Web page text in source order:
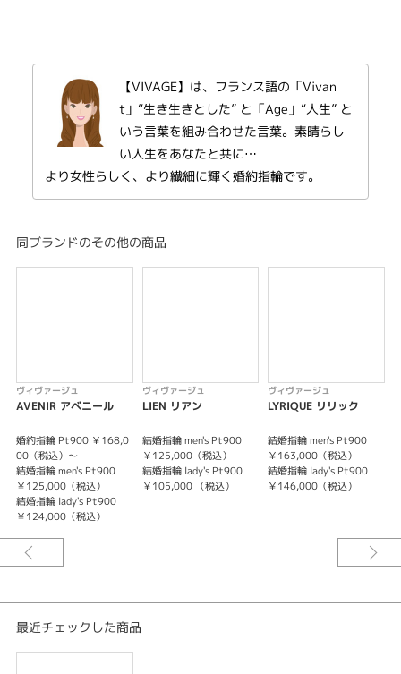
紹介文
VIVAGE 【Preuve】プルーヴ ~証~永遠を誓う愛の証
※センターダイヤモンドの価格は含まれません。
※選ばれる素材・ダイヤモンドグレードによって価格が変わります。
【VIVAGE】は、フランス語の「Vivan
t」“生き生きとした” と「Age」“人生” と
いう言葉を組み合わせた言葉。素晴らし
い人生をあなたと共に…
より女性らしく、より繊細に輝く婚約指輪です。
同ブランドのその他の商品
ヴィヴァージュ
AVENIR アベニール
婚約指輪 Pt900 ￥168,0
00（税込）～
結婚指輪 men's Pt900
￥125,000（税込）
結婚指輪 lady's Pt900
￥124,000（税込）
ヴィヴァージュ
LIEN リアン
結婚指輪 men's Pt900
￥125,000（税込）
結婚指輪 lady's Pt900
￥105,000 （税込）
ヴィヴァージュ
LYRIQUE リリック
結婚指輪 men's Pt900
￥163,000（税込）
結婚指輪 lady's Pt900
￥146,000（税込）
最近チェックした商品